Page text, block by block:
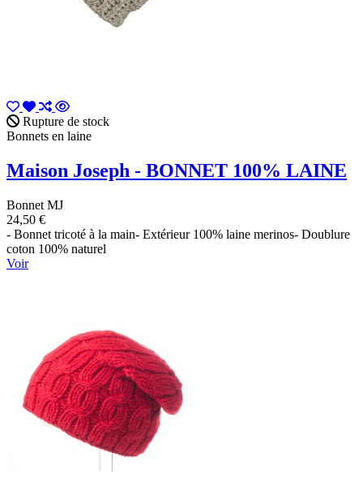
Rupture de stock
Bonnets en laine
Maison Joseph - BONNET 100% LAINE
Bonnet MJ
24,50 €
- Bonnet tricoté à la main- Extérieur 100% laine merinos- Doublure
coton 100% naturel
Voir